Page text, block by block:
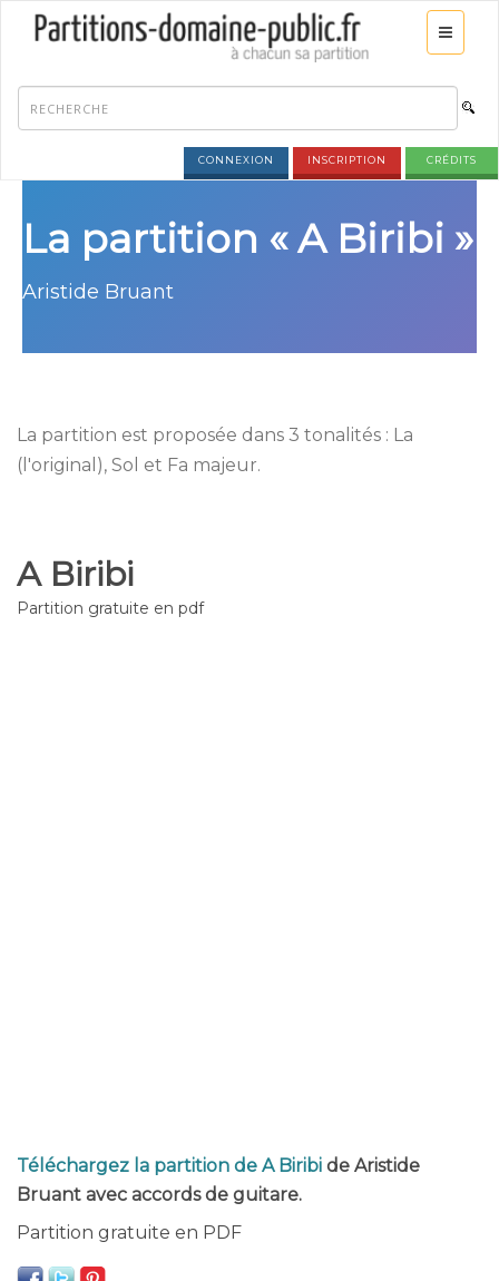
CONNEXION INSCRIPTION CRÉDITS
La partition « A Biribi »
Aristide Bruant
La partition est proposée dans 3 tonalités : La
(l'original), Sol et Fa majeur.
A Biribi
Partition gratuite en pdf
Téléchargez la partition de A Biribi de Aristide
Bruant avec accords de guitare.
Partition gratuite en PDF